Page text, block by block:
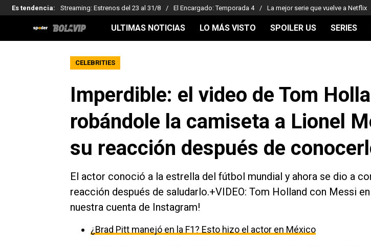
Es tendencia: Streaming: Estrenos del 23 al 31/8 El Encargado: Temporada 4 La mejor serie que vuelve a Netflix
ULTIMAS NOTICIAS LO MÁS VISTO SPOILER US SERIES
CELEBRITIES
Imperdible: el video de Tom
robándole la camiseta a Lionel
su reacción después de
El actor conoció a la estrella del fútbol mundial y ahora se dio a
reacción después de saludarlo.+VIDEO: Tom Holland con Messi en
nuestra cuenta de Instagram!
¿Brad Pitt manejó en la F1? Esto hizo el actor en México